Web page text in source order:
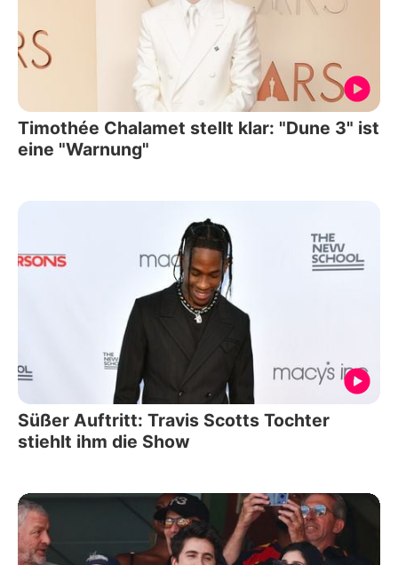
Timothée Chalamet stellt klar: "Dune 3" ist
eine "Warnung"
Süßer Auftritt: Travis Scotts Tochter
stiehlt ihm die Show